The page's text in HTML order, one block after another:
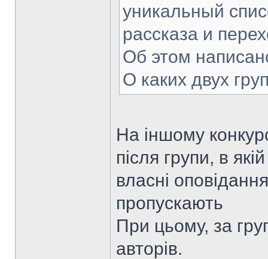
уникальный
рассказа и
Об этом
О каких двух
На іншому
після групи, в
власні
пропускають
При цьому, за
авторів.